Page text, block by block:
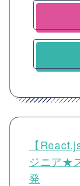
【
ジニア★
発